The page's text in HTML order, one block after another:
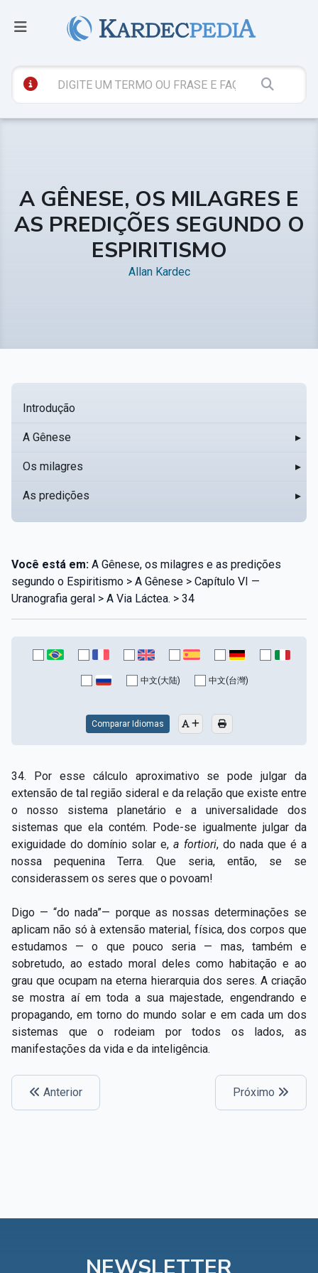
A GÊNESE, OS MILAGRES E
AS PREDIÇÕES SEGUNDO O
ESPIRITISMO
Allan Kardec
Introdução
A Gênese ▸
Os milagres ▸
As predições ▸
Você está em: A Gênese, os milagres e as predições
segundo o Espiritismo > A Gênese > Capítulo VI —
Uranografia geral > A Via Láctea. > 34
中文(大陆) 中文(台灣)
Comparar Idiomas
34. Por esse cálculo aproximativo se pode julgar da
extensão de tal região sideral e da relação que existe entre
o nosso sistema planetário e a universalidade dos
sistemas que ela contém. Pode-se igualmente julgar da
exiguidade do domínio solar e,a fortiori, do nada que é a
nossa pequenina Terra. Que seria, então, se se
considerassem os seres que o povoam!
Digo — “do nada”— porque as nossas determinações se
aplicam não só à extensão material, física, dos corpos que
estudamos — o que pouco seria — mas, também e
sobretudo, ao estado moral deles como habitação e ao
grau que ocupam na eterna hierarquia dos seres. A criação
se mostra aí em toda a sua majestade, engendrando e
propagando, em torno do mundo solar e em cada um dos
sistemas que o rodeiam por todos os lados, as
manifestações da vida e da inteligência.
Anterior Próximo